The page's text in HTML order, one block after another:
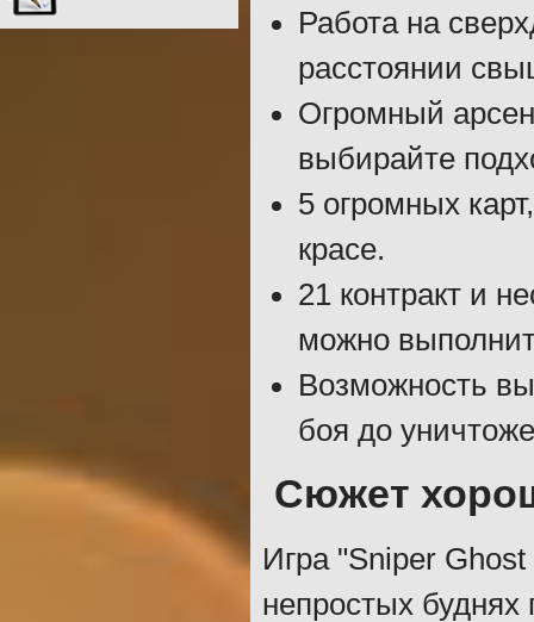
Работа на
расстоянии
Огромный
выбирайте
5 огромных
красе.
21 контракт и
можно
Возможность
боя до
Сюжет
Игра "Sniper
непростых буднях